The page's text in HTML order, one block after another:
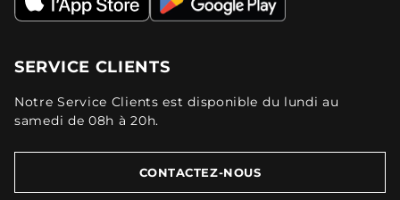
SERVICE CLIENTS
Notre Service Clients est disponible du lundi au
samedi de 08h à 20h.
CONTACTEZ-NOUS